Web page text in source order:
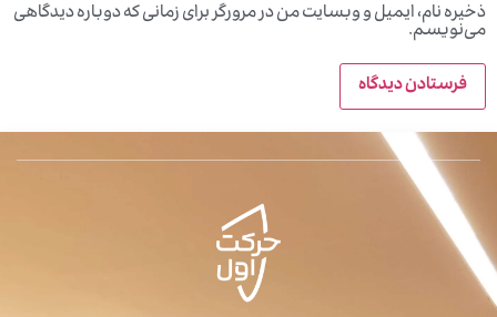
ذخیره نام، ایمیل و وبسایت من در مرورگر برای زمانی که دوباره دیدگاهی
می‌نویسم.